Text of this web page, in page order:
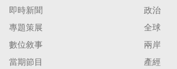
即時新聞
專題策展
數位敘事
當期節目
政治
全球
兩岸
產經